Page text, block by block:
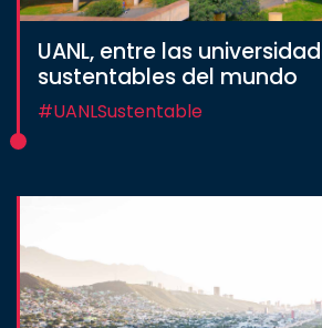
UANL, entre las
sustentables del mundo
#UANLSustentable